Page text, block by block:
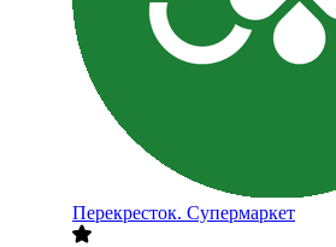
Перекресток. Супермаркет